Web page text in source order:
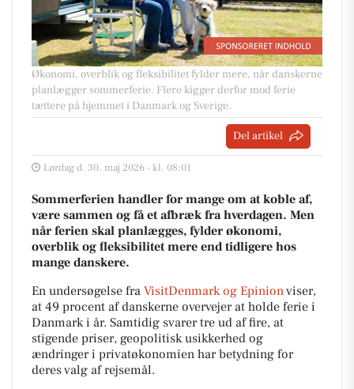
Økonomi, overblik og fleksibilitet fylder mere, når danskerne
planlægger sommerferie. Flere kigger derfor mod ferie
tættere på hjemmet i Danmark og Sverige.
Del artikel
Lørdag d. 30. maj 2026 - kl. 08:01
Sommerferien handler for mange om at koble af,
være sammen og få et afbræk fra hverdagen. Men
når ferien skal planlægges, fylder økonomi,
overblik og fleksibilitet mere end tidligere hos
mange danskere.
En undersøgelse fra VisitDenmark og Epinionviser,
at 49 procent af danskerne overvejer at holde ferie i
Danmark i år. Samtidig svarer tre ud af fire, at
stigende priser, geopolitisk usikkerhed og
ændringer i privatøkonomien har betydning for
deres valg af rejsemål.